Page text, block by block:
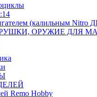
(калильным Nitro
ОРУЖИЕ ДЛЯ
Remo Hobby